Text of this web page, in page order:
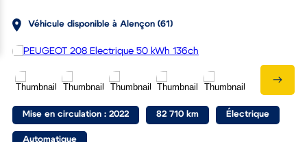
Véhicule disponible à Alençon (61)
Mise en circulation : 2022 82 710 km Électrique
Automatique